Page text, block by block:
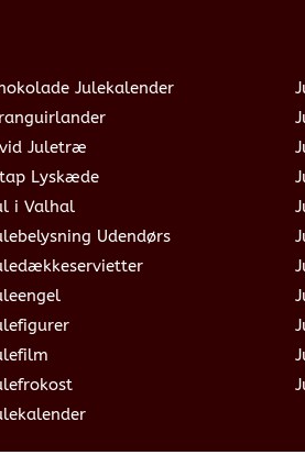
Julekalender
Juletræ
Lyskæde
i Valhal
Udendørs